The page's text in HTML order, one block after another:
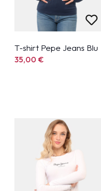
T-shirt Pepe Jeans Blu
35,00€